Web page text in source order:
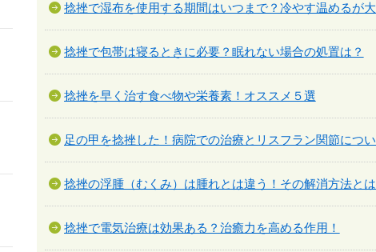
捻挫で湿布を使用する期間はいつまで？冷やす温めるが大
捻挫で包帯は寝るときに必要？眠れない場合の処置は？
捻挫を早く治す食べ物や栄養素！オススメ５選
足の甲を捻挫した！病院での治療とリスフラン関節につ
捻挫の浮腫（むくみ）は腫れとは違う！その解消方法とは
捻挫で電気治療は効果ある？治癒力を高める作用！